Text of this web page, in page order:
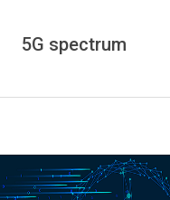
5G spectrum